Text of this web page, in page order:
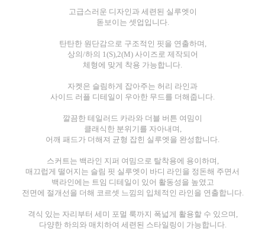
고급스러운 디자인과 세련된 실루엣이
돋보이는 셋업입니다.
탄탄한 원단감으로 구조적인 핏을 연출하며,
상의/하의 1(S),2(M) 사이즈로 제작되어
체형에 맞게 착용 가능합니다.
자켓은 슬림하게 잡아주는 허리 라인과
사이드 러플 디테일이 우아한 무드를 더해줍니다.
깔끔한 테일러드 카라와 더블 버튼 여밈이
클래식한 분위기를 자아내며,
어깨 패드가 더해져 균형 잡힌 실루엣을 완성합니다.
스커트는 백라인 지퍼 여밈으로 탈착용에 용이하며,
매끄럽게 떨어지는 슬림 핏 실루엣이 바디 라인을 정돈해 주면서
백라인에는 트임 디테일이 있어 활동성을 높였고
전면에 절개선을 더해 코르셋 느낌의 입체적인 라인을 연출합니다.
격식 있는 자리부터 세미 포멀 룩까지 폭넓게 활용할 수 있으며,
다양한 하의와 매치하여 세련된 스타일링이 가능합니다.